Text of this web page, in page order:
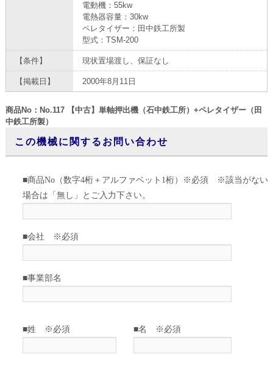
電動機：55kw
電熱器容量：30kw
ペレタイザー：田中鉄工所製
型式：TSM-200
【条件】 現状置場渡し、保証なし
【掲載日】 2000年8月11日
商品No：No.117 【中古】単軸押出機（石中鉄工所）+ペレタイザー（田
中鉄工所製）
この機械に関するお問い合わせ